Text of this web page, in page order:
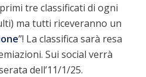
tre classificati di ogni
ma tutti riceveranno un
”! La classifica sarà resa
Sui social verrà
dell’11/1/25.